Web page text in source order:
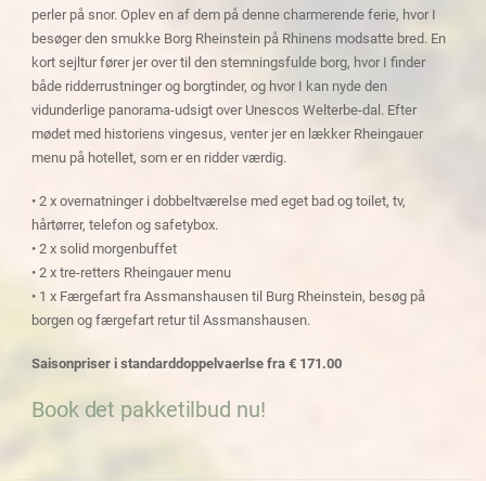
perler på snor. Oplev en af dem på denne charmerende ferie, hvor I
besøger den smukke Borg Rheinstein på Rhinens modsatte bred. En
kort sejltur fører jer over til den stemningsfulde borg, hvor I finder
både ridderrustninger og borgtinder, og hvor I kan nyde den
vidunderlige panorama-udsigt over Unescos Welterbe-dal. Efter
mødet med historiens vingesus, venter jer en lækker Rheingauer
menu på hotellet, som er en ridder værdig.
• 2 x overnatninger i dobbeltværelse med eget bad og toilet, tv,
hårtørrer, telefon og safetybox.
• 2 x solid morgenbuffet
• 2 x tre-retters Rheingauer menu
• 1 x Færgefart fra Assmanshausen til Burg Rheinstein, besøg på
borgen og færgefart retur til Assmanshausen.
Saisonpriser i standarddoppelvaerlse fra € 171.00
Book det pakketilbud nu!